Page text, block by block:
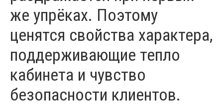
же упрёках. Поэтому
ценятся свойства характера,
поддерживающие тепло
кабинета и чувство
безопасности клиентов.